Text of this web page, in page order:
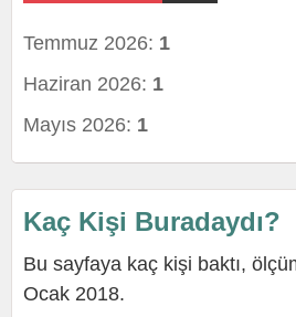
Temmuz 2026: 1
Haziran 2026: 1
Mayıs 2026: 1
Kaç Kişi Buradaydı?
Bu sayfaya kaç kişi baktı,
Ocak 2018.